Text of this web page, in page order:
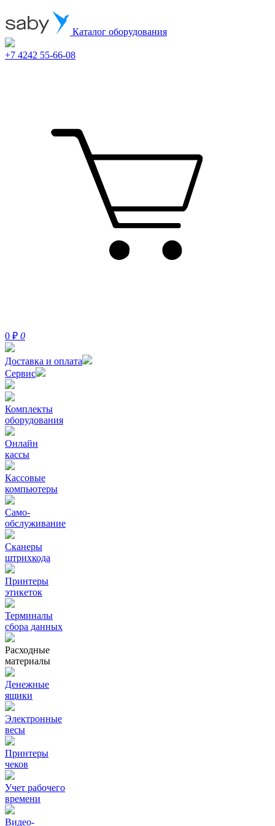
Каталог оборудования
+7 4242 55-66-08
0 ₽ 0
Доставка и оплата
Сервис
Комплекты
оборудования
Онлайн
кассы
Кассовые
компьютеры
Само-
обслуживание
Сканеры
штрихкода
Принтеры
этикеток
Терминалы
сбора данных
Расходные
материалы
Денежные
ящики
Электронные
весы
Принтеры
чеков
Учет рабочего
времени
Видео‑